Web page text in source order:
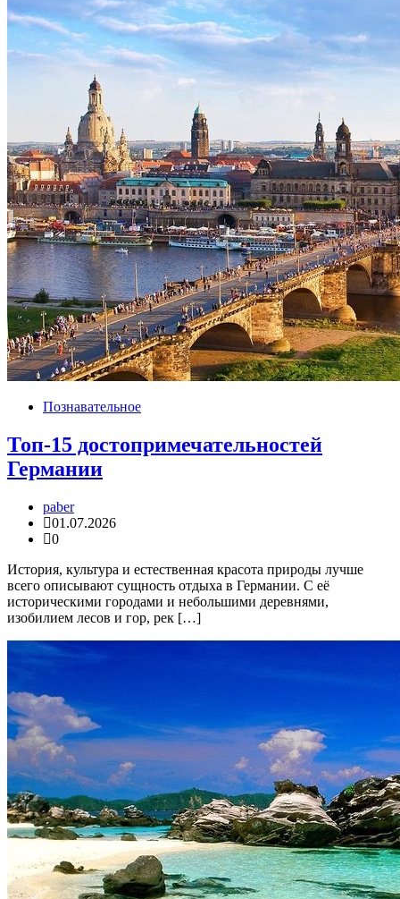
Познавательное
Топ-15 достопримечательностей
Германии
paber
01.07.2026
0
История, культура и естественная красота природы лучше
всего описывают сущность отдыха в Германии. С её
историческими городами и небольшими деревнями,
изобилием лесов и гор, рек […]